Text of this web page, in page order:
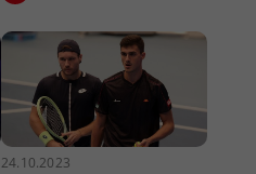
24.10.2023